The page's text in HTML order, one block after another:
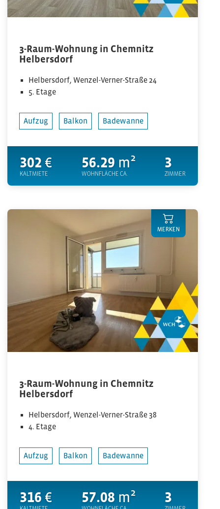
3-Raum-Wohnung in Chemnitz
Helbersdorf
Helbersdorf, Wenzel-Verner-Straße 24
5. Etage
Aufzug Balkon Badewanne
302 €
KALTMIETE
56.29 m²
WOHNFLÄCHE CA.
3
ZIMMER
3-Raum-Wohnung in Chemnitz
Helbersdorf
Helbersdorf, Wenzel-Verner-Straße 38
4. Etage
Aufzug Balkon Badewanne
316 € 57.08 m² 3
MERKEN